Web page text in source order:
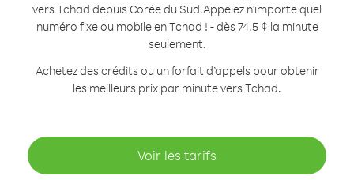
vers Tchad depuis Corée du Sud.Appelez n'importe quel
numéro fixe ou mobile en Tchad ! - dès 74.5 ¢ la minute
seulement.
Achetez des crédits ou un forfait d’appels pour obtenir
les meilleurs prix par minute vers Tchad.
Voir les tarifs